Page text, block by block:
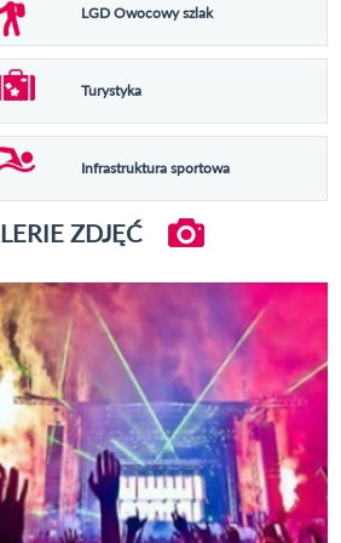
LGD Owocowy szlak
Turystyka
Infrastruktura sportowa
ZDJĘĆ